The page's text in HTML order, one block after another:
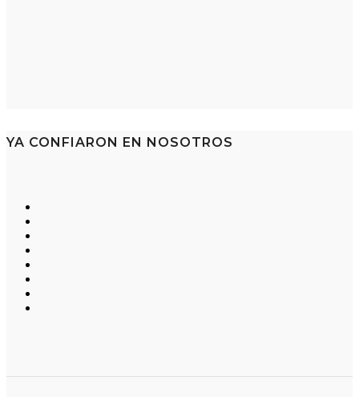
YA CONFIARON EN NOSOTROS